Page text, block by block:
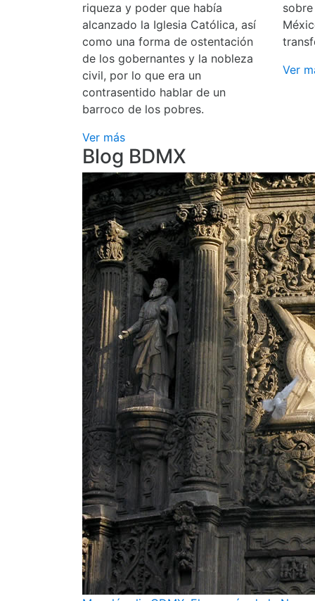
riqueza y poder que había
alcanzado la Iglesia Católica, así
como una forma de ostentación
de los gobernantes y la nobleza
civil, por lo que era un
contrasentido hablar de un
barroco de los pobres.
Ver más
Ver
Blog BDMX